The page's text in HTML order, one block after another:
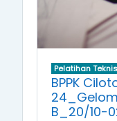
Pelatihan
BPPK
B_20/10-